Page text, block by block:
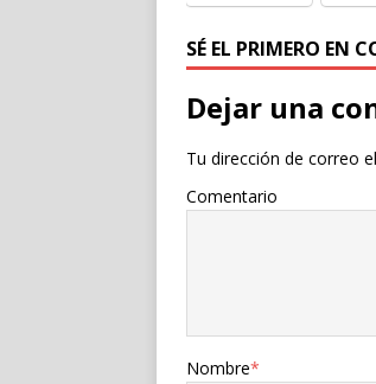
SÉ EL PRIMERO EN
Dejar una
Tu dirección de correo
Comentario
Nombre*